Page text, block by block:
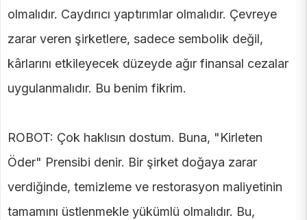
olmalıdır. Caydırıcı yaptırımlar olmalıdır. Çevreye
zarar veren şirketlere, sadece sembolik değil,
kârlarını etkileyecek düzeyde ağır finansal cezalar
uygulanmalıdır. Bu benim fikrim.
ROBOT: Çok haklısın dostum. Buna, "Kirleten
Öder" Prensibi denir. Bir şirket doğaya zarar
verdiğinde, temizleme ve restorasyon maliyetinin
tamamını üstlenmekle yükümlü olmalıdır. Bu,